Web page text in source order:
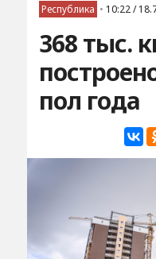
Республика • 10:22 /
368 тыс.
пол года